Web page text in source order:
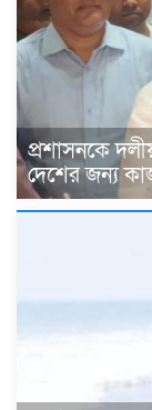
প্রশাসনকে
দেশের জন্য